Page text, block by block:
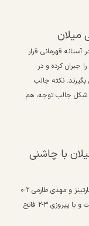
میلان
قهرمانی قرار
جبران کرده و در
بگیرند. نکته جالب
شکل جالب توجه، هم
با چاشنی
درحالی‌که اینتر در فینال سوپرجام ایتالیا با گل‌های لائوتارو مارتینز و مهدی طارمی ۲-۰
پیش بود، اما میلان با یک کامبک شگفت‌انگیز به بازی برگشت و با پیروزی ۳-۲ فاتح